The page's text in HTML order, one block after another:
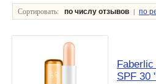
Сортировать: по числу отзывов | по
SPF 30